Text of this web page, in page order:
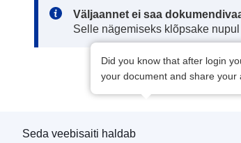
Note:
Väljaannet ei saa
Selle nägemiseks klõpsake
Did you know that after login
your document and share your
Seda veebisaiti haldab